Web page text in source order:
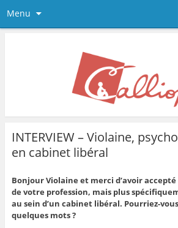
Menu
INTERVIEW – Violaine,
en cabinet libéral
Bonjour Violaine et merci d’avoir
de votre profession, mais plus
au sein d’un cabinet libéral. Pourriez-
quelques mots ?